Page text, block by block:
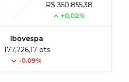
R$ 350,855,38
+0,02%
Ibovespa
177,726,17 pts
-0.09%